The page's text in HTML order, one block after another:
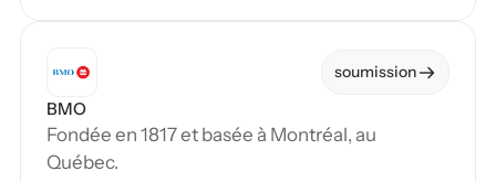
soumission
BMO
Fondée en 1817 et basée à Montréal, au
Québec.